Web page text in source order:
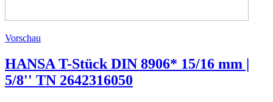
Vorschau
HANSA T-Stück DIN 8906* 15/16 mm |
5/8'' TN 2642316050